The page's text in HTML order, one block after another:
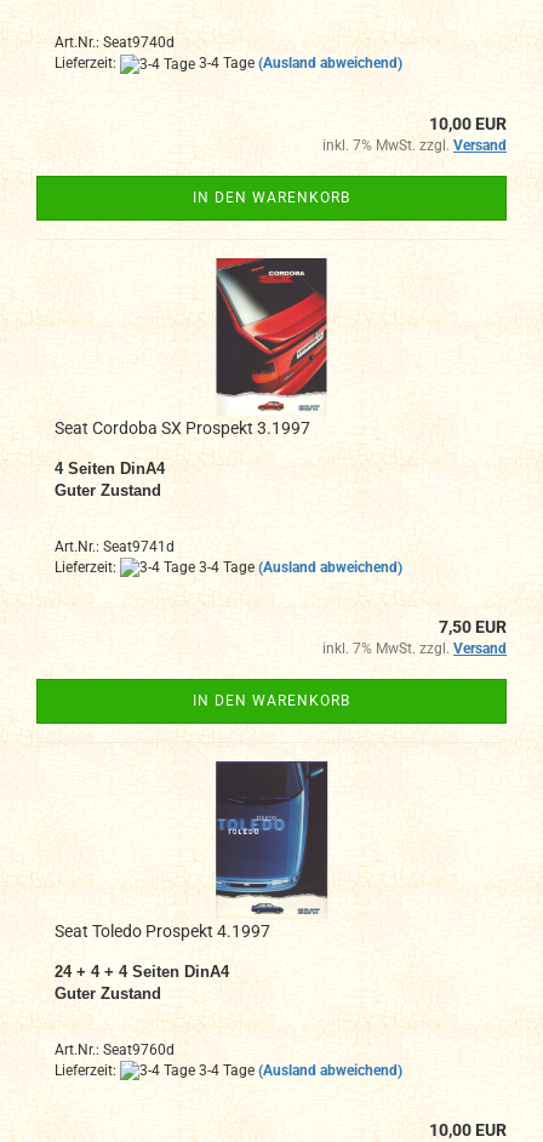
Art.Nr.: Seat9740d
Lieferzeit:
3-4 Tage (Ausland abweichend)
10,00 EUR
inkl. 7% MwSt. zzgl. Versand
IN DEN WARENKORB
Seat Cordoba SX Prospekt 3.1997
4 Seiten DinA4
Guter Zustand
Art.Nr.: Seat9741d
Lieferzeit:
3-4 Tage (Ausland abweichend)
7,50 EUR
inkl. 7% MwSt. zzgl. Versand
IN DEN WARENKORB
Seat Toledo Prospekt 4.1997
24 + 4 + 4 Seiten DinA4
Guter Zustand
Art.Nr.: Seat9760d
Lieferzeit:
3-4 Tage (Ausland abweichend)
10,00 EUR